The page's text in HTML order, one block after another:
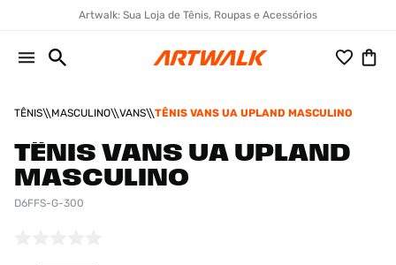
Artwalk: Sua Loja de Tênis, Roupas e Acessórios
TÊNIS MASCULINO VANS TÊNIS VANS UA UPLAND MASCULINO
TÊNIS VANS UA UPLAND
MASCULINO
D6FFS-G-300